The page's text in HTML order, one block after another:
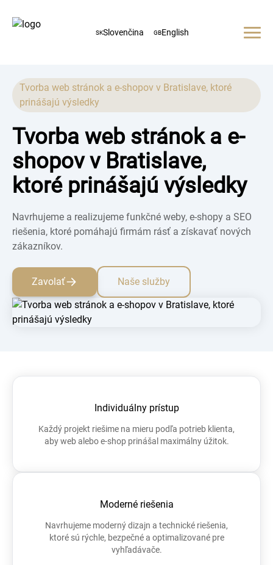
SKSlovenčina GBEnglish
Služby
Web stránky
E-shopy
Grafika
SEO
Galéria
Referencie
Kontakt
+421 940 792 232
Tvorba web stránok a e-shopov v Bratislave, ktoré
prinášajú výsledky
Tvorba web stránok a e-
shopov v Bratislave,
ktoré prinášajú výsledky
Navrhujeme a realizujeme funkčné weby, e-shopy a SEO
riešenia, ktoré pomáhajú firmám rásť a získavať nových
zákazníkov.
Zavolať Naše služby
Individuálny prístup
Každý projekt riešime na mieru podľa potrieb klienta,
aby web alebo e-shop prinášal maximálny úžitok.
Moderné riešenia
Navrhujeme moderný dizajn a technické riešenia,
ktoré sú rýchle, bezpečné a optimalizované pre
vyhľadávače.